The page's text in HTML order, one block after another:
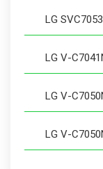
LG
LG V-
LG V-
LG V-